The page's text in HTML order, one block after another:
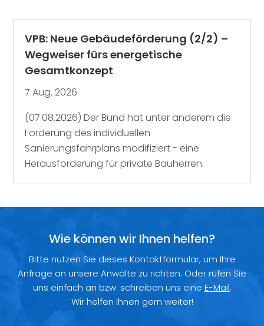
VPB: Neue Gebäudeförderung (2/2) –
Wegweiser fürs energetische
Gesamtkonzept
7 Aug. 2026
(07.08.2026) Der Bund hat unter anderem die
Förderung des individuellen
Sanierungsfahrplans modifiziert - eine
Herausforderung für private Bauherren.
Wie können wir Ihnen helfen?
Bitte nutzen Sie dieses Kontaktformular, um Ihre
Anfrage an unsere Anwälte zu richten. Oder rufen Sie
uns einfach an bzw. schreiben uns eine E-Mail.
Wir helfen Ihnen gern weiter!